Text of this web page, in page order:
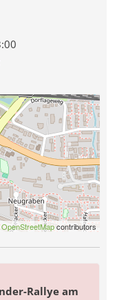
OpenStreetMapcontributors
Rallye am